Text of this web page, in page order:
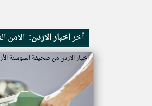
أخراخبار الاردن: الامن
اخبار الاردن من صحيفة السوسنة